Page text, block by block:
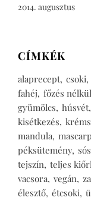
2014. augusztus
CÍMKÉK
alaprecept csoki
fahéj főzés nélkül
gyümölcs húsvét
kisétkezés
mandula
péksütemény sós
tejszín teljes
vacsora vegán
élesztő étcsoki